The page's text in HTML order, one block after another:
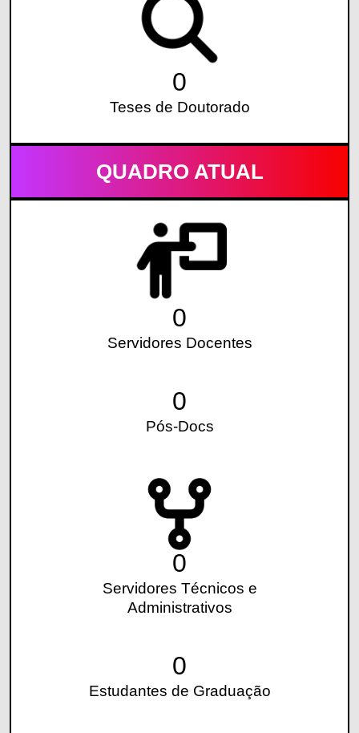
0
Teses de Doutorado
QUADRO ATUAL
0
Servidores Docentes
0
Pós-Docs
0
Servidores Técnicos e
Administrativos
0
Estudantes de Graduação